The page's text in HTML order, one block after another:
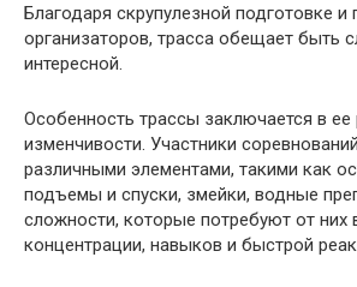
Благодаря скрупулезной подготовке
организаторов, трасса обещает быть
интересной.
Особенность трассы заключается в ее
изменчивости. Участники
различными элементами, такими как
подъемы и спуски, змейки, водные
сложности, которые потребуют от них
концентрации, навыков и быстрой